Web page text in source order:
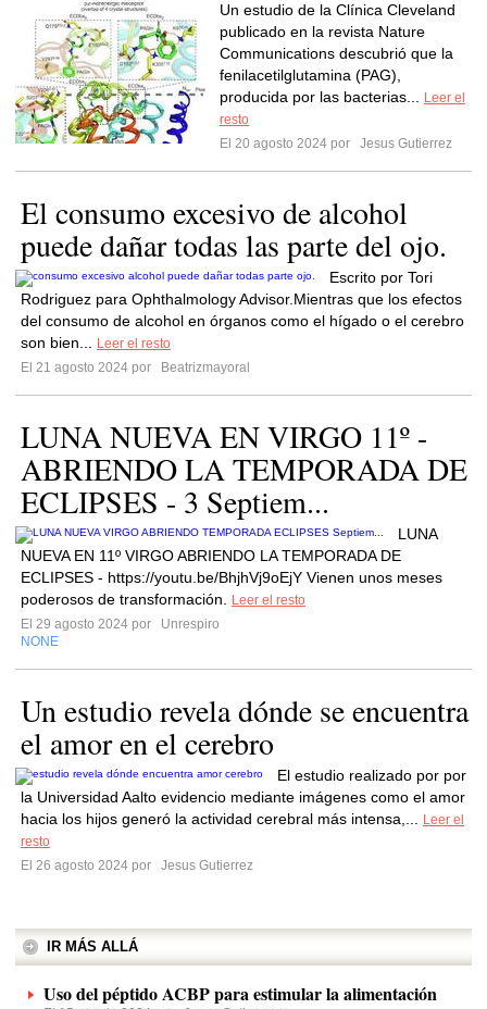
Un estudio de la Clínica Cleveland
publicado en la revista Nature
Communications descubrió que la
fenilacetilglutamina (PAG),
producida por las bacterias...
Leer el
resto
El 20 agosto 2024 por
Jesus Gutierrez
El consumo excesivo de alcohol
puede dañar todas las parte del ojo.
Escrito por Tori
Rodriguez para Ophthalmology Advisor.Mientras que los efectos
del consumo de alcohol en órganos como el hígado o el cerebro
son bien...
Leer el resto
El 21 agosto 2024 por
Beatrizmayoral
LUNA NUEVA EN VIRGO 11º -
ABRIENDO LA TEMPORADA DE
ECLIPSES - 3 Septiem...
LUNA
NUEVA EN 11º VIRGO ABRIENDO LA TEMPORADA DE
ECLIPSES - https://youtu.be/BhjhVj9oEjY Vienen unos meses
poderosos de transformación.
Leer el resto
El 29 agosto 2024 por
Unrespiro
NONE
Un estudio revela dónde se encuentra
el amor en el cerebro
El estudio realizado por por
la Universidad Aalto evidencio mediante imágenes como el amor
hacia los hijos generó la actividad cerebral más intensa,...
Leer el
resto
El 26 agosto 2024 por
Jesus Gutierrez
IR MÁS ALLÁ
Uso del péptido ACBP para estimular la alimentación